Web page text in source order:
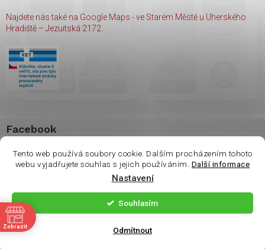
Tento web používá soubory cookie. Dalším procházením tohoto
webu vyjadřujete souhlas s jejich používáním. Další informace
Nastavení
Odmítnout
Souhlasím
Vážení zákazníci. Ve
čtvrtek 6.8 je na
prodejně otevřeno
pouze do 14:00. Děkuji
za pochopení.
Najdete nás také na Google Maps - ve Starém Městě u Uherského
Hradiště – Jezuitská 2172.
Facebook
Vytvořil Shoptet | Nakódoval
Copyright 2026 shop Wasco. Všechna práva vyhrazena.
Zobrazit